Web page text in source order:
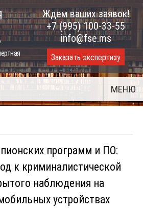
Ждем ваших заявок!
+7 (995) 100-33-55
info@fse.ms
Заказать экспертизу
МЕНЮ
программ и ПО:
к криминалистической
наблюдения на
устройствах